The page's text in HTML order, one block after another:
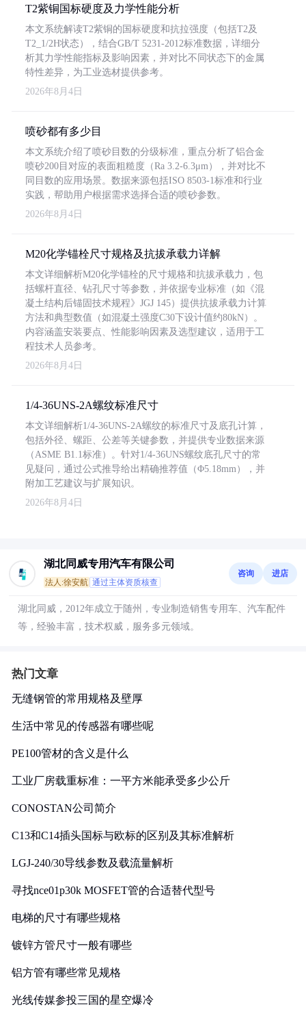
T2紫铜国标硬度及力学性能分析
本文系统解读T2紫铜的国标硬度和抗拉强度（包括T2及
T2_1/2H状态），结合GB/T 5231-2012标准数据，详细分
析其力学性能指标及影响因素，并对比不同状态下的金属
特性差异，为工业选材提供参考。
2026年8月4日
喷砂都有多少目
本文系统介绍了喷砂目数的分级标准，重点分析了铝合金
喷砂200目对应的表面粗糙度（Ra 3.2-6.3μm），并对比不
同目数的应用场景。数据来源包括ISO 8503-1标准和行业
实践，帮助用户根据需求选择合适的喷砂参数。
2026年8月4日
M20化学锚栓尺寸规格及抗拔承载力详解
本文详细解析M20化学锚栓的尺寸规格和抗拔承载力，包
括螺杆直径、钻孔尺寸等参数，并依据专业标准（如《混
凝土结构后锚固技术规程》JGJ 145）提供抗拔承载力计算
方法和典型数值（如混凝土强度C30下设计值约80kN）。
内容涵盖安装要点、性能影响因素及选型建议，适用于工
程技术人员参考。
2026年8月4日
1/4-36UNS-2A螺纹标准尺寸
本文详细解析1/4-36UNS-2A螺纹的标准尺寸及底孔计算，
包括外径、螺距、公差等关键参数，并提供专业数据来源
（ASME B1.1标准）。针对1/4-36UNS螺纹底孔尺寸的常
见疑问，通过公式推导给出精确推荐值（Φ5.18mm），并
附加工艺建议与扩展知识。
2026年8月4日
湖北同威专用汽车有限公司
法人:徐安航 通过主体资质核查
咨询 进店
湖北同威，2012年成立于随州，专业制造销售专用车、汽车配件
等，经验丰富，技术权威，服务多元领域。
热门文章
无缝钢管的常用规格及壁厚
生活中常见的传感器有哪些呢
PE100管材的含义是什么
工业厂房载重标准：一平方米能承受多少公斤
CONOSTAN公司简介
C13和C14插头国标与欧标的区别及其标准解析
LGJ-240/30导线参数及载流量解析
寻找nce01p30k MOSFET管的合适替代型号
电梯的尺寸有哪些规格
镀锌方管尺寸一般有哪些
铝方管有哪些常见规格
光线传媒参投三国的星空爆冷